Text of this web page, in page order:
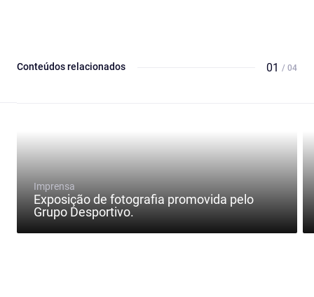
Conteúdos relacionados 01 / 04
Imprensa
Exposição de fotografia promovida pelo
Grupo Desportivo.